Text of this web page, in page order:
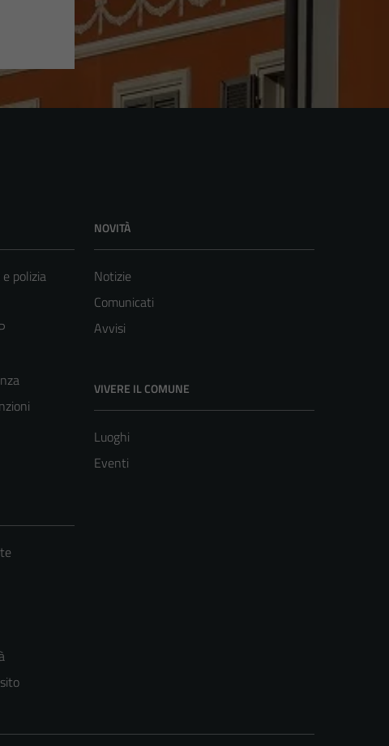
polizia
NOVITÀ
Notizie
Comunicati
Avvisi
VIVERE IL COMUNE
Luoghi
Eventi